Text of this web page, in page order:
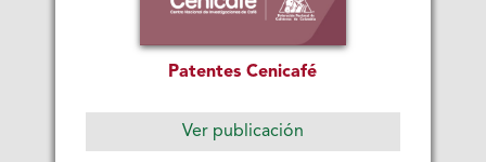
Patentes Cenicafé
Ver publicación